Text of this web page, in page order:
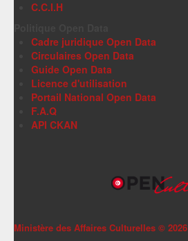
C.C.I.H
Cadre juridique Open Data
Circulaires Open Data
Guide Open Data
Licence d'utilisation
Portail National Open Data
F.A.Q
API CKAN
Ministère des Affaires Culturelles © 2026